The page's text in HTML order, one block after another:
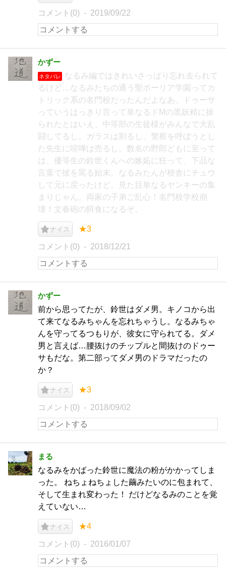
コメント(0) 2019/09/22
かずー
ネタバレ
なるみ編ではきれいさっぱり忘れ去られて
るけど…なるみたちの通う聖ポーリア学園ってカ
トリック系の名門校だったんだよなあ。ドゥーサ
っていうはっきり言って単なるドMの黒妖精に操
られたとはいえ、中等部の生徒様がみんなで大乱
闘してるし。ガラスは割るし、警察を呼ぼうとし
た先生に喧嘩は売るし。数名の野郎どもに至って
は、優等生の鈴世くんへの嫉妬に狂って、下品な
言葉で彼を罵る始末。なるみたんが校舎にチュウ
して元に戻ったけど。見た目単なるヤンキーの集
まりじゃん。両家の子弟ご乱心！名門校学校崩
壊！文春砲の餌食になるぞ。
ナイス ★3
コメント(0) 2018/12/21
かずー
前から思ってたが、鈴世はダメ男。キノコから出
て来てなるみちゃんを忘れちゃうし。なるみちゃ
んを守ってるつもりが、彼女に守られてる。ダメ
男と言えば…腰抜けのチップルと間抜けのドゥー
サもだな。第二部ってダメ男のドラマだったの
か？
ナイス ★3
コメント(0) 2018/09/02
まる
なるみをかばった鈴世に魔法の粉がかかってしま
った。 ねちょねちょした繭みたいのに包まれて、
そして生まれ変わった！ だけどなるみのことを覚
えていない…
ナイス ★4
コメント(0) 2016/01/07